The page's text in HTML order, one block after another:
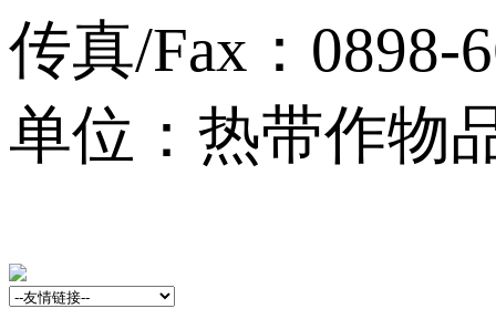
传真/Fax：0898-
单位：热带作物